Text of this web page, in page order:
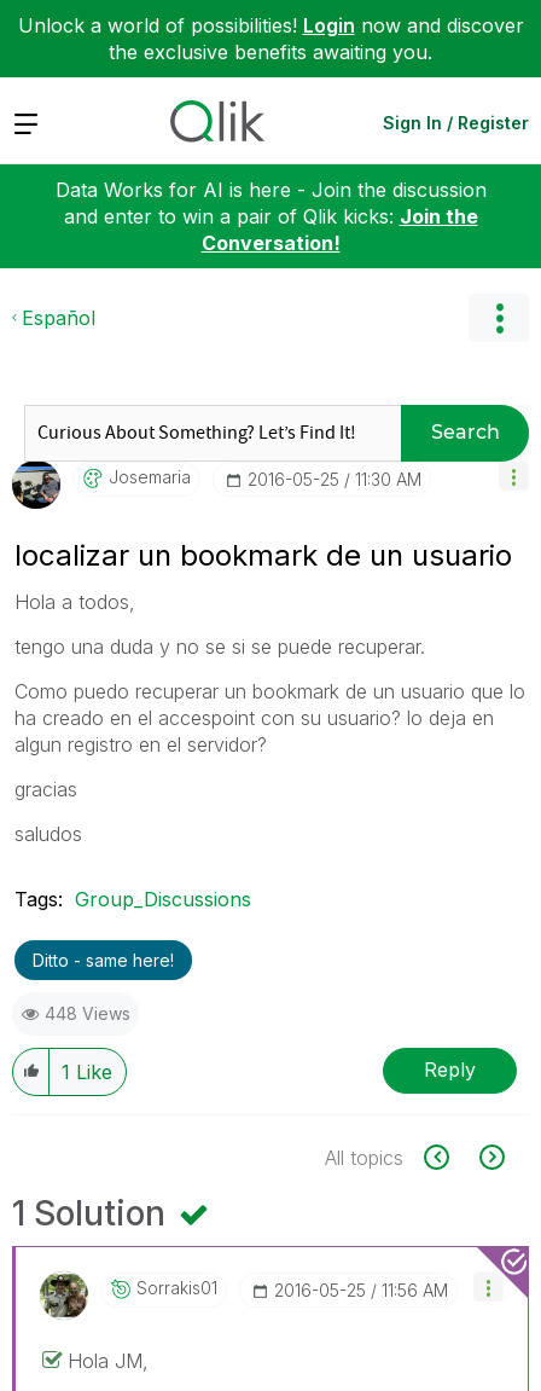
Unlock a world of possibilities! Login now and discover
the exclusive benefits awaiting you.
Expand Sign In / Register
Data Works for AI is here - Join the discussion
and enter to win a pair of Qlik kicks: Join the
Conversation!
Español
Search
Josemaria ‎2016-05-25 11:30 AM
localizar un bookmark de un usuario
Hola a todos,
tengo una duda y no se si se puede recuperar.
Como puedo recuperar un bookmark de un usuario que lo
ha creado en el accespoint con su usuario? lo deja en
algun registro en el servidor?
gracias
saludos
Tags: Group_Discussions
Ditto - same here!
448 Views
1 Like Reply
All topics
1 Solution
Sorrakis01 ‎2016-05-25 11:56 AM
Hola JM,